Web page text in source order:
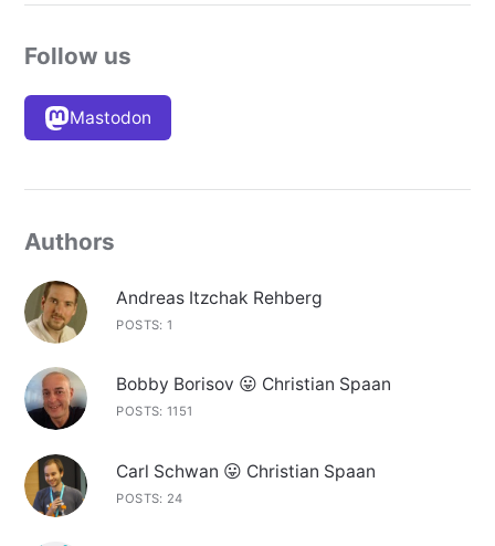
Follow us
Mastodon
Authors
Andreas Itzchak Rehberg
POSTS: 1
Bobby Borisov 😛 Christian Spaan
POSTS: 1151
Carl Schwan 😛 Christian Spaan
POSTS: 24